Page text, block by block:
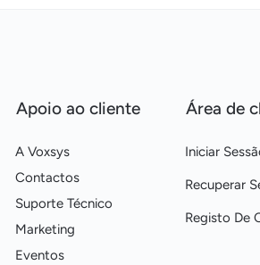
Apoio ao cliente
A Voxsys
Contactos
Suporte Técnico
Marketing
Eventos
Área de
Iniciar
Recuperar
Registo De